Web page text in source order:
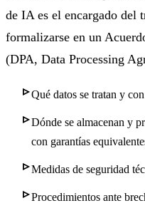
de IA es el encargado del
formalizarse en un
(DPA, Data Processing
Qué datos se tratan y
Dónde se almacenan y
con garantías
Medidas de seguridad
Procedimientos ante